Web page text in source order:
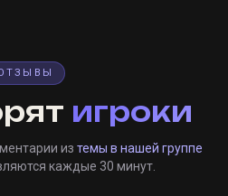
игроки
из темы в нашей группе
каждые 30 минут.